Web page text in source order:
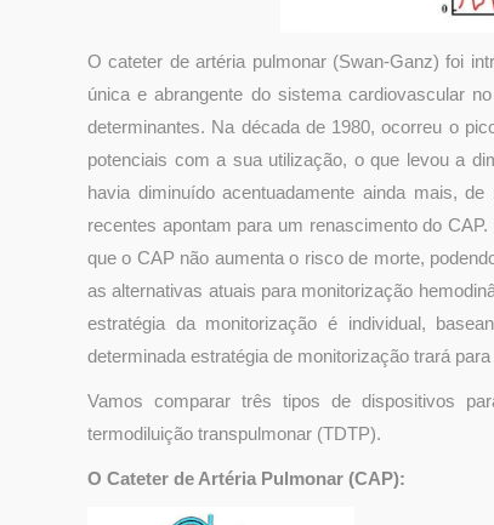
O cateter de artéria pulmonar (Swan-Ganz) foi
única e abrangente do sistema cardiovascular
determinantes. Na década de 1980, ocorreu o
potenciais com a sua utilização, o que levou a
havia diminuído acentuadamente ainda mais,
recentes apontam para um renascimento do
que o CAP não aumenta o risco de morte,
as alternativas atuais para monitorização
estratégia da monitorização é individual,
determinada estratégia de monitorização trará
Vamos comparar três tipos de dispositivos
termodiluição transpulmonar (TDTP).
O Cateter de Artéria Pulmonar (CAP):